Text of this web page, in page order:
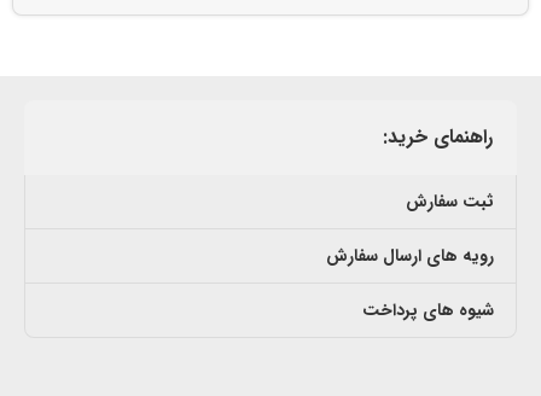
راهنمای خرید:
ثبت سفارش
رویه های ارسال سفارش
شیوه های پرداخت